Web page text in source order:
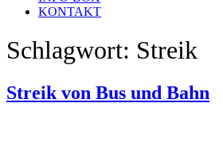
KONTAKT
Schlagwort: Streik
Streik von Bus und Bahn